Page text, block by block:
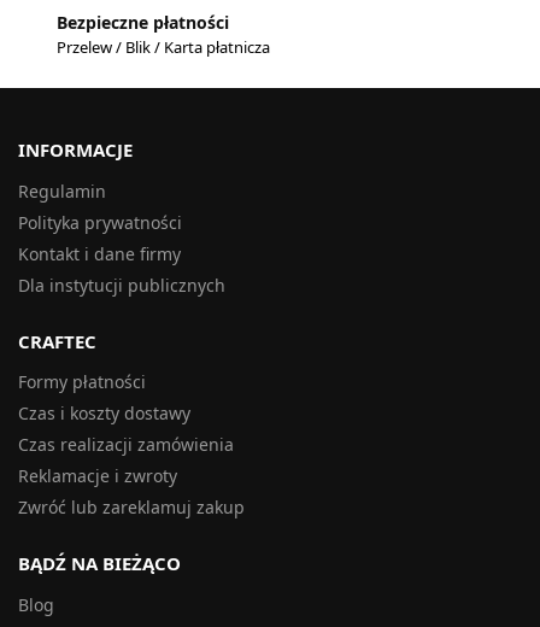
Bezpieczne płatności
Przelew / Blik / Karta płatnicza
INFORMACJE
Regulamin
Polityka prywatności
Kontakt i dane firmy
Dla instytucji publicznych
CRAFTEC
Formy płatności
Czas i koszty dostawy
Czas realizacji zamówienia
Reklamacje i zwroty
Zwróć lub zareklamuj zakup
BĄDŹ NA BIEŻĄCO
Blog